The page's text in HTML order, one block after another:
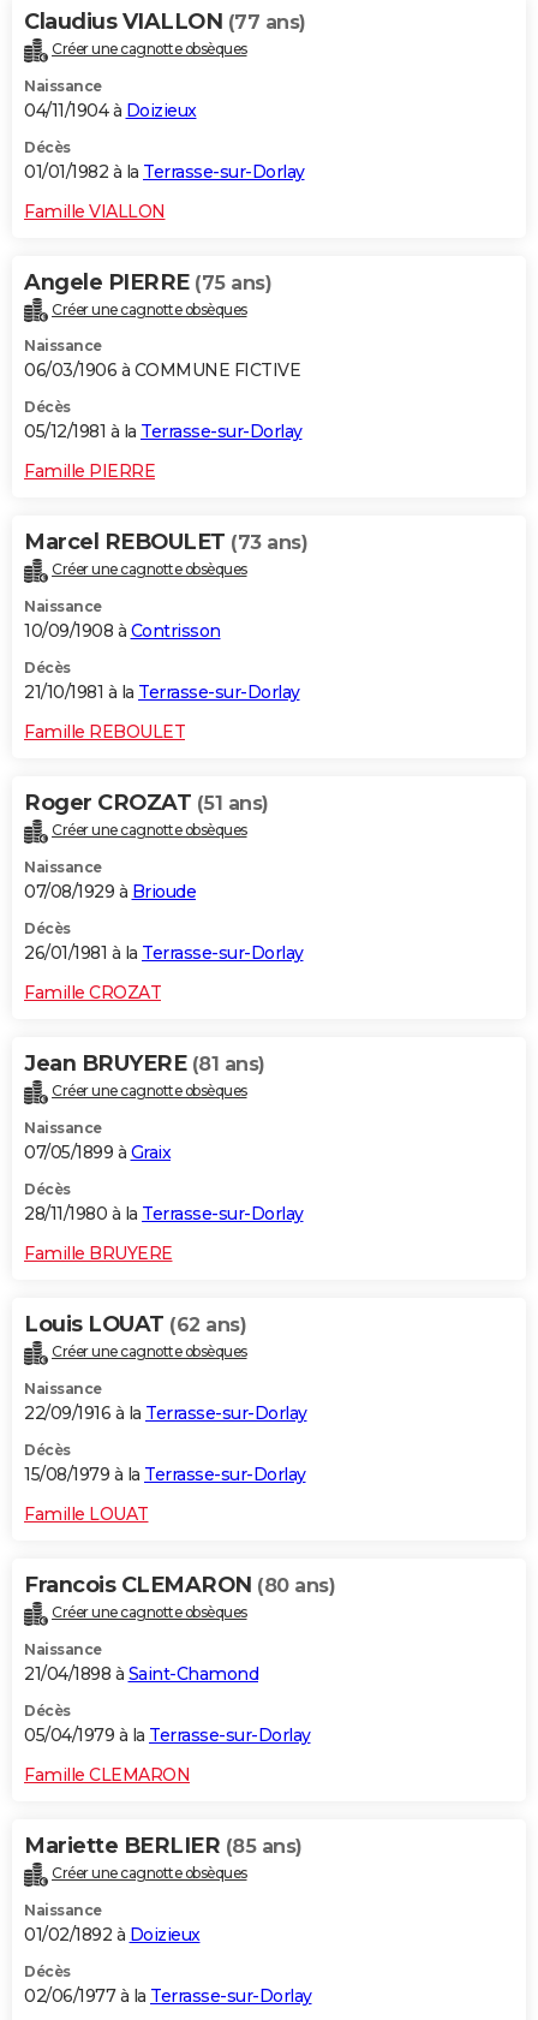
Claudius VIALLON (77 ans)
Créer une cagnotte obsèques
Naissance
04/11/1904 à Doizieux
Décès
01/01/1982 à la Terrasse-sur-Dorlay
Famille VIALLON
Angele PIERRE (75 ans)
Créer une cagnotte obsèques
Naissance
06/03/1906 à COMMUNE FICTIVE
Décès
05/12/1981 à la Terrasse-sur-Dorlay
Famille PIERRE
Marcel REBOULET (73 ans)
Créer une cagnotte obsèques
Naissance
10/09/1908 à Contrisson
Décès
21/10/1981 à la Terrasse-sur-Dorlay
Famille REBOULET
Roger CROZAT (51 ans)
Créer une cagnotte obsèques
Naissance
07/08/1929 à Brioude
Décès
26/01/1981 à la Terrasse-sur-Dorlay
Famille CROZAT
Jean BRUYERE (81 ans)
Créer une cagnotte obsèques
Naissance
07/05/1899 à Graix
Décès
28/11/1980 à la Terrasse-sur-Dorlay
Famille BRUYERE
Louis LOUAT (62 ans)
Créer une cagnotte obsèques
Naissance
22/09/1916 à la Terrasse-sur-Dorlay
Décès
15/08/1979 à la Terrasse-sur-Dorlay
Famille LOUAT
Francois CLEMARON (80 ans)
Créer une cagnotte obsèques
Naissance
21/04/1898 à Saint-Chamond
Décès
05/04/1979 à la Terrasse-sur-Dorlay
Famille CLEMARON
Mariette BERLIER (85 ans)
Créer une cagnotte obsèques
Naissance
01/02/1892 à Doizieux
Décès
02/06/1977 à la Terrasse-sur-Dorlay